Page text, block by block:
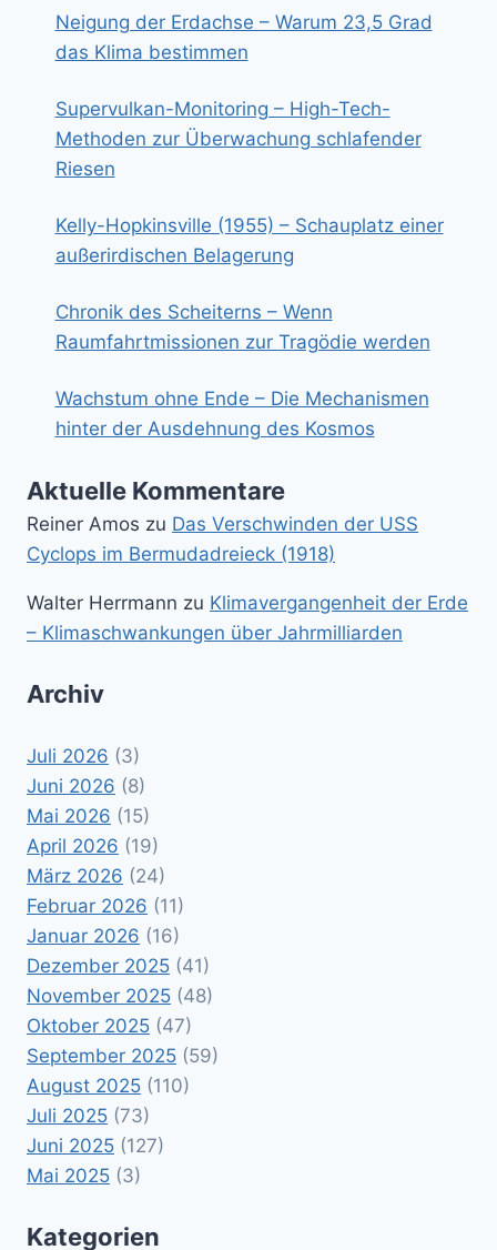
Neigung der Erdachse – Warum 23,5 Grad
das Klima bestimmen
Supervulkan-Monitoring – High-Tech-
Methoden zur Überwachung schlafender
Riesen
Kelly-Hopkinsville (1955) – Schauplatz einer
außerirdischen Belagerung
Chronik des Scheiterns – Wenn
Raumfahrtmissionen zur Tragödie werden
Wachstum ohne Ende – Die Mechanismen
hinter der Ausdehnung des Kosmos
Aktuelle Kommentare
Reiner Amos zu Das Verschwinden der USS
Cyclops im Bermudadreieck (1918)
Walter Herrmann zu Klimavergangenheit der Erde
– Klimaschwankungen über Jahrmilliarden
Archiv
Juli 2026 (3)
Juni 2026 (8)
Mai 2026 (15)
April 2026 (19)
März 2026 (24)
Februar 2026 (11)
Januar 2026 (16)
Dezember 2025 (41)
November 2025 (48)
Oktober 2025 (47)
September 2025 (59)
August 2025 (110)
Juli 2025 (73)
Juni 2025 (127)
Mai 2025 (3)
Kategorien